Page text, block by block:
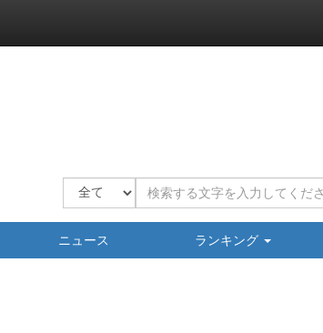
ニュース ランキング